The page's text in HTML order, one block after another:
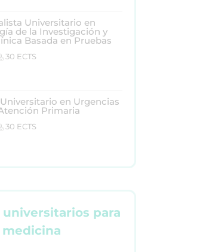
Universitario en
de la Investigación y
Basada en Pruebas
30 ECTS
en Urgencias
Primaria
30 ECTS
universitarios para
medicina